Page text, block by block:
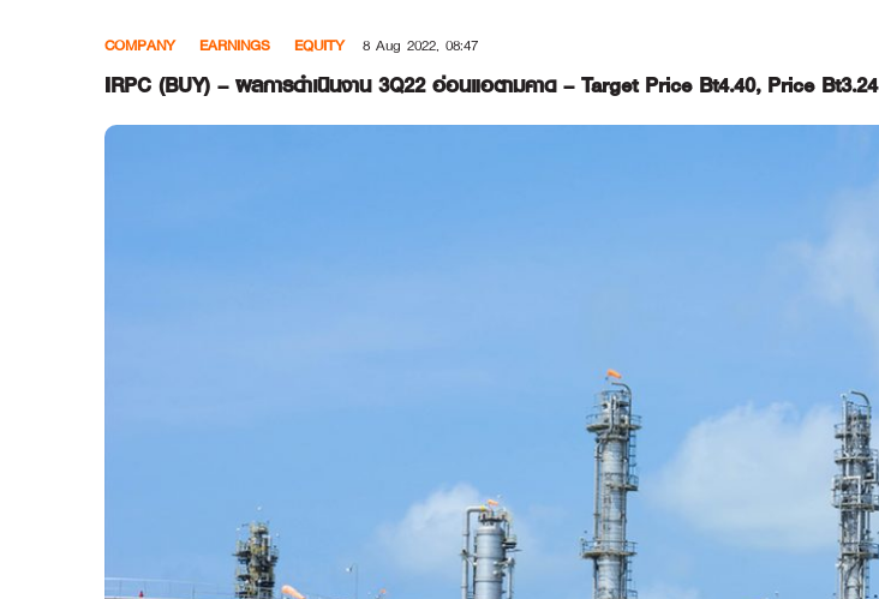
COMPANY EARNINGS EQUITY 8 Aug 2022, 08:47
IRPC (BUY) – ผลการดำเนินงาน 3Q22 อ่อนแอตามคาด – Target Price Bt4.40, Price Bt3.24